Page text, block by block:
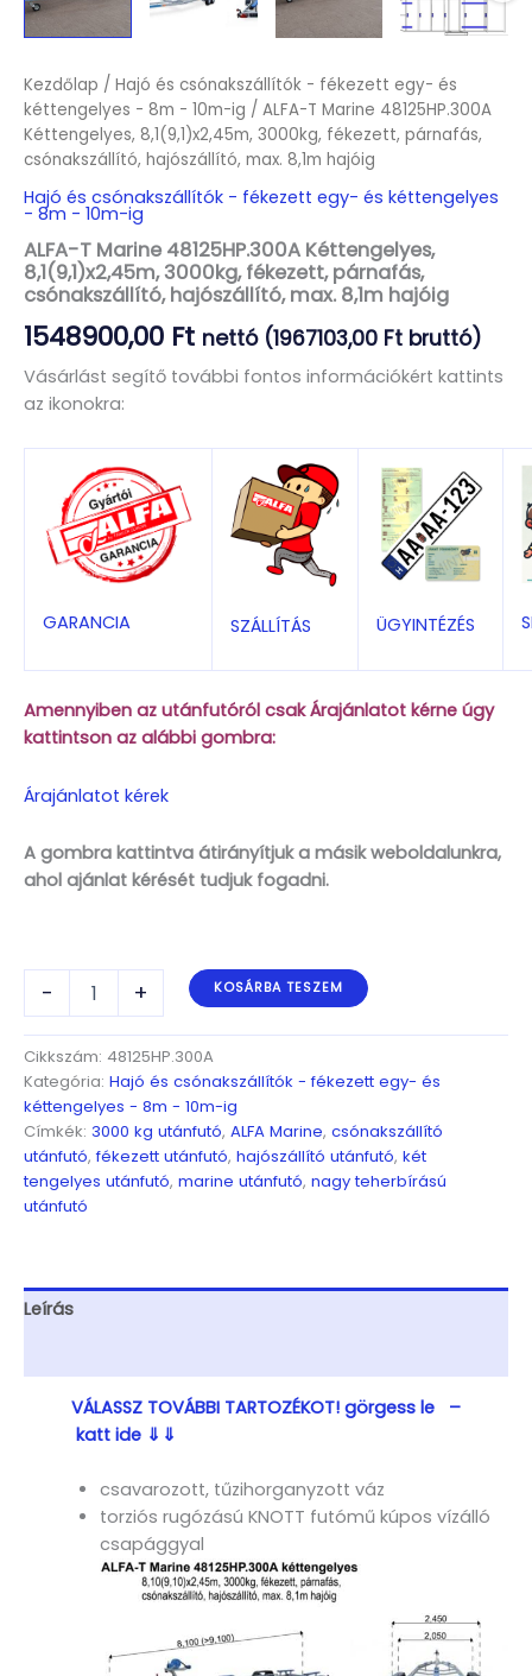
Kezdőlap / Hajó és csónakszállítók - fékezett egy- és
kéttengelyes - 8m - 10m-ig / ALFA-T Marine 48125HP.300A
Kéttengelyes, 8,1(9,1)x2,45m, 3000kg, fékezett, párnafás,
csónakszállító, hajószállító, max. 8,1m hajóig
Hajó és csónakszállítók - fékezett egy- és kéttengelyes
- 8m - 10m-ig
ALFA-T Marine 48125HP.300A Kéttengelyes,
8,1(9,1)x2,45m, 3000kg, fékezett, párnafás,
csónakszállító, hajószállító, max. 8,1m hajóig
1548900,00 Ft nettó (1967103,00 Ft bruttó)
Vásárlást segítő további fontos információkért kattints
az ikonokra:
GARANCIA SZÁLLÍTÁS ÜGYINTÉZÉS
Amennyiben az utánfutóról csak Árajánlatot kérne úgy
kattintson az alábbi gombra:
Árajánlatot kérek
A gombra kattintva átirányítjuk a másik weboldalunkra,
ahol ajánlat kérését tudjuk fogadni.
-
48125HP.300A
Kéttengelyes,
8,1(9,1)x2,45m,
3000kg,
fékezett,
párnafás,
csónakszállító,
hajószállító,
hajóig
mennyiség
+ KOSÁRBA TESZEM
Cikkszám: 48125HP.300A
Kategória: Hajó és csónakszállítók - fékezett egy- és
kéttengelyes - 8m - 10m-ig
Címkék: 3000 kg utánfutó, ALFA Marine, csónakszállító
utánfutó,fékezett utánfutó, hajószállító utánfutó, két
tengelyes utánfutó, marine utánfutó, nagy teherbírású
utánfutó
Leírás
VÁLASSZ TOVÁBBI TARTOZÉKOT! görgess le –
katt ide ⇓⇓
csavarozott, tűzihorganyzott váz
torziós rugózású KNOTT futómű kúpos vízálló
csapággyal